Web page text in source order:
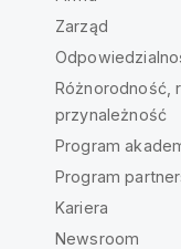
Zarząd
Różnorodność,
przynależność
Program
Program
Kariera
Newsroom